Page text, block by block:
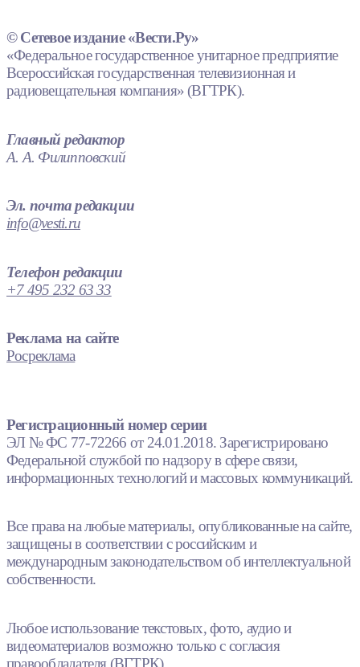
© Сетевое издание «Вести.Ру»
«Федеральное государственное унитарное предприятие
Всероссийская государственная телевизионная и
радиовещательная компания» (ВГТРК).
Главный редактор
А. А. Филипповский
Эл. почта редакции
info@vesti.ru
Телефон редакции
+7 495 232 63 33
Реклама на сайте
Росреклама
Регистрационный номер серии
ЭЛ № ФС 77-72266 от 24.01.2018. Зарегистрировано
Федеральной службой по надзору в сфере связи,
информационных технологий и массовых коммуникаций.
Все права на любые материалы, опубликованные на сайте,
защищены в соответствии с российским и
международным законодательством об интеллектуальной
собственности.
Любое использование текстовых, фото, аудио и
видеоматериалов возможно только с согласия
правообладателя (ВГТРК).